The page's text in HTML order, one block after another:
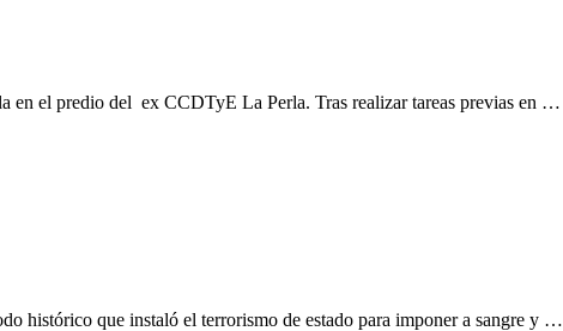
en el predio del ex CCDTyE La Perla. Tras realizar tareas previas en …
histórico que instaló el terrorismo de estado para imponer a sangre y …